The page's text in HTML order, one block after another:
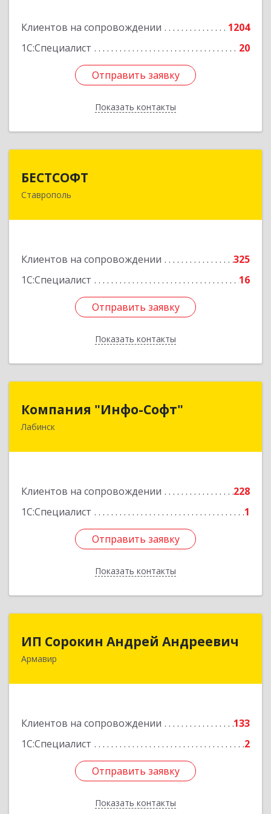
Клиентов на сопровождении
1204
1С:Специалист
20
Отправить заявку
Показать контакты
Отправить заявку
Назад
БЕСТСОФТ
Ставрополь
Клиентов на сопровождении
325
1С:Специалист
16
Отправить заявку
Показать контакты
355011, Ставропольский край, Ставрополь г,
Отправить заявку
Назад
Компания "Инфо-Софт"
Лабинск
Клиентов на сопровождении
228
1С:Специалист
1
Отправить заявку
Показать контакты
Компания "Инфо-Софт"
352500, Краснодарский край, Лабинский р-н,
Отправить заявку
Назад
ИП Сорокин Андрей Андреевич
Армавир
Клиентов на сопровождении
133
1С:Специалист
2
Отправить заявку
Показать контакты
ИП Сорокин Андрей Андреевич
Отправить заявку
Назад